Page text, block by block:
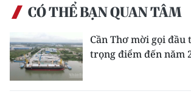
CÓ THỂ BẠN QUAN TÂM
Cần Thơ mời gọi đầu
trọng điểm đến năm